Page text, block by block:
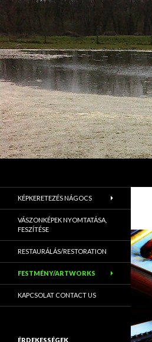
Jordán Galéria Siófok
KÉPKERETEZÉS NÁGOCS
VÁSZONKÉPEK NYOMTATÁSA,
FESZÍTÉSE
RESTAURÁLÁS/RESTORATION
FESTMÉNY/ARTWORKS
KAPCSOLAT CONTACT US
ÉRDEKESSÉGEK